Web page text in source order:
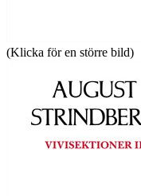
(Klicka för en större bild)